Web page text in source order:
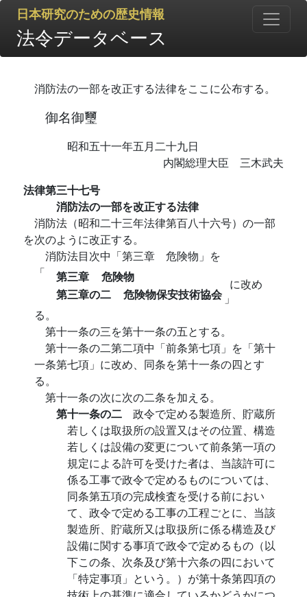
日本研究のための歴史情報
法令データベース
消防法の一部を改正する法律をここに公布する。
御名御璽
昭和五十一年五月二十九日
内閣総理大臣 三木武夫
法律第三十七号
消防法の一部を改正する法律
消防法（昭和二十三年法律第百八十六号）の一部
を次のように改正する。
消防法目次中「第三章 危険物」を
「
第三章
危険物
第三章の二
危険物保安技術協会 」
に改め
る。
第十一条の三を第十一条の五とする。
第十一条の二第二項中「前条第七項」を「第十
一条第七項」に改め、同条を第十一条の四とす
る。
第十一条の次に次の二条を加える。
第十一条の二 政令で定める製造所、貯蔵所
若しくは取扱所の設置又はその位置、構造
若しくは設備の変更について前条第一項の
規定による許可を受けた者は、当該許可に
係る工事で政令で定めるものについては、
同条第五項の完成検査を受ける前におい
て、政令で定める工事の工程ごとに、当該
製造所、貯蔵所又は取扱所に係る構造及び
設備に関する事項で政令で定めるもの（以
下この条、次条及び第十六条の四において
「特定事項」という。）が第十条第四項の